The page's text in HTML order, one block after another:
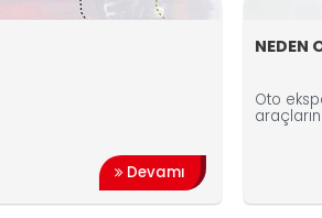
NEDEN OTO EKSPERTİZ
Oto ekspertiz kavramı ikinci el
araçların alım satımında